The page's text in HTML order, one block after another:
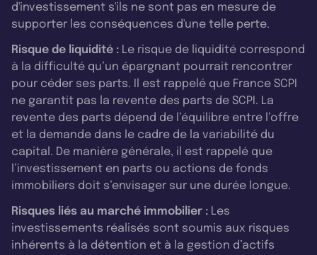
d'investissement s'ils ne sont pas en mesure de
supporter les conséquences d'une telle perte.
Risque de liquidité : Le risque de liquidité correspond
à la difficulté qu’un épargnant pourrait rencontrer
pour céder ses parts. Il est rappelé que France SCPI
ne garantit pas la revente des parts de SCPI. La
revente des parts dépend de l’équilibre entre l’offre
et la demande dans le cadre de la variabilité du
capital. De manière générale, il est rappelé que
l’investissement en parts ou actions de fonds
immobiliers doit s’envisager sur une durée longue.
Risques liés au marché immobilier : Les
investissements réalisés sont soumis aux risques
inhérents à la détention et à la gestion d’actifs